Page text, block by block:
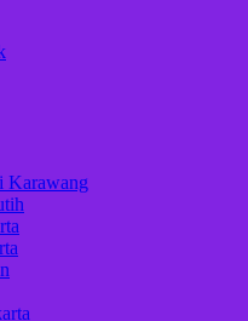
Karawang